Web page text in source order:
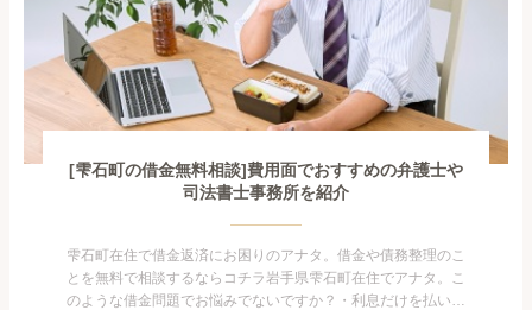
[雫石町の借金無料相談]費用面でおすすめの弁護士や
司法書士事務所を紹介
雫石町在住で借金返済にお困りのアナタ。借金や債務整理のこ
とを無料で相談するならコチラ岩手県雫石町在住でアナタ。こ
のような借金問題でお悩みでないですか？・利息だけを払い続